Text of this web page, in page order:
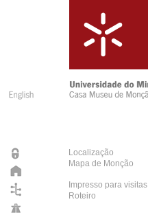
Localização
Mapa de Monção
Impresso para visitas
Roteiro